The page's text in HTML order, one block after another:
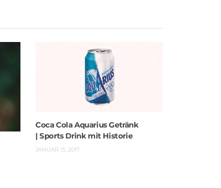
Coca Cola Aquarius Getränk
| Sports Drink mit Historie
JANUAR 15, 2017